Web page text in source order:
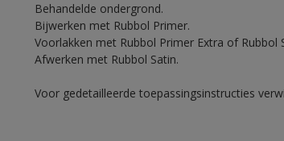
Behandelde ondergrond.
Bijwerken met Rubbol Primer.
Voorlakken met Rubbol Primer Extra of Rubbol
Afwerken met Rubbol Satin.
Voor gedetailleerde toepassingsinstructies